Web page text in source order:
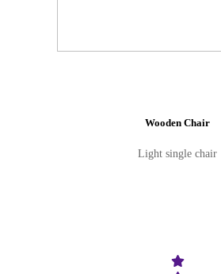
Wooden Chair
Light single chair